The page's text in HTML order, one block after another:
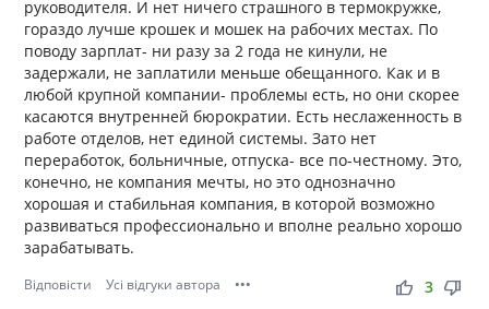
руководителя. И нет ничего страшного в термокружке,
гораздо лучше крошек и мошек на рабочих местах. По
поводу зарплат- ни разу за 2 года не кинули, не
задержали, не заплатили меньше обещанного. Как и в
любой крупной компании- проблемы есть, но они скорее
касаются внутренней бюрократии. Есть неслаженность в
работе отделов, нет единой системы. Зато нет
переработок, больничные, отпуска- все по-честному. Это,
конечно, не компания мечты, но это однозначно
хорошая и стабильная компания, в которой возможно
развиваться профессионально и вполне реально хорошо
зарабатывать.
Відповісти Усі відгуки автора ••• thumb_up thumb_down
3